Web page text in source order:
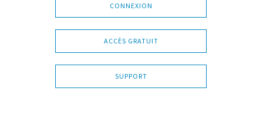
CONNEXION
ACCÈS GRATUIT
SUPPORT